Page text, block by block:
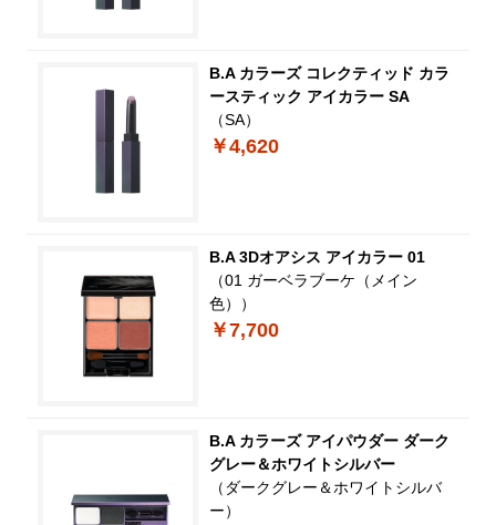
B.A カラーズ コレクティッド カラ
ースティック アイカラー SA
（SA）
￥4,620
B.A 3Dオアシス アイカラー 01
（01 ガーベラブーケ（メイン
色））
￥7,700
B.A カラーズ アイパウダー ダーク
グレー＆ホワイトシルバー
（ダークグレー＆ホワイトシルバ
ー）